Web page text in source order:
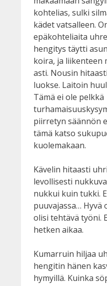
kohtelias, sulki
kädet vatsalleen.
epäkohteliaita
hengitys täytti
koira, ja liikenteen
asti. Nousin
luokse. Laitoin
Tämä ei ole pelkkä
piirretyn säännön
tämä katso
kuolemakaan.
Kävelin hitaasti
levollisesti
nukkui kuin tukki.
puuvajassa… Hyvä
olisi tehtävä työni.
hetken aikaa.
Kumarruin hiljaa
hengitin hänen
hymyillä. Kuinka